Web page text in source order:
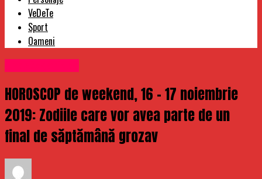
VeDeTe
Sport
Oameni
HOROSCOP de weekend, 16 – 17 noiembrie
2019: Zodiile care vor avea parte de un
final de săptămână grozav